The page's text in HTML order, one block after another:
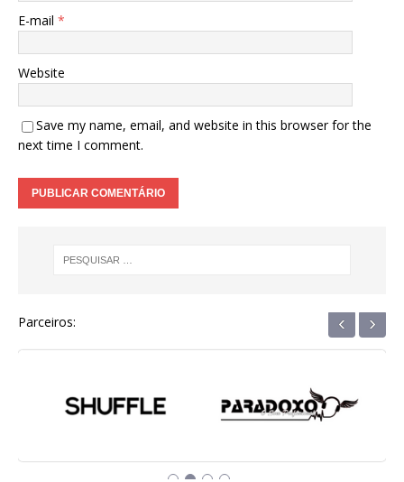
E-mail *
Website
Save my name, email, and website in this browser for the
next time I comment.
Parceiros: ‹ ›